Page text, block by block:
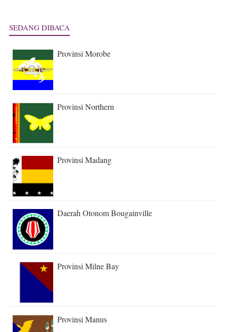
SEDANG DIBACA
Provinsi Morobe
Provinsi Northern
Provinsi Madang
Daerah Otonom Bougainville
Provinsi Milne Bay
Provinsi Manus